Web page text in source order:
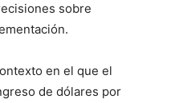
sobre
en el que el
de dólares por